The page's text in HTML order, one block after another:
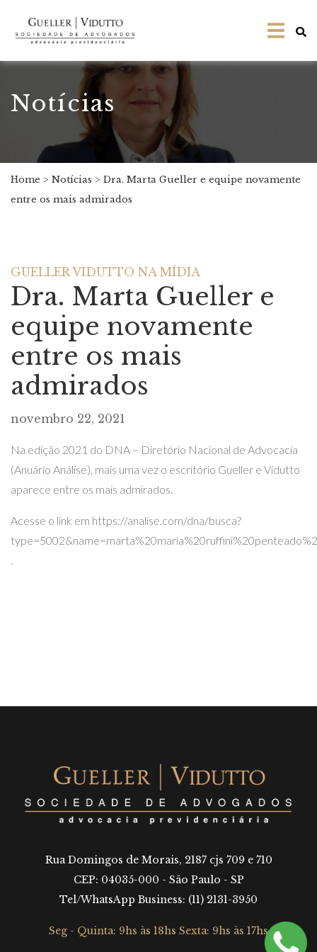
Notícias
Home > Notícias > Dra. Marta Gueller e equipe novamente
entre os mais admirados
GUELLER VIDUTTO NA MÍDIA
Dra. Marta Gueller e
equipe novamente
entre os mais
admirados
novembro 22, 2021
Na edição 2021 do DNA – Diretório Nacional de Advocacia
(Anuário Análise), mais uma vez o escritório Gueller e Vidutto
aparece entre os mais admirados.
Acesse o link em https://analise.com/dna/busca?
.
Rua Domingos de Morais, 2187 cjs 709 e 710
CEP: 04035-000 - São Paulo - SP
Tel/WhatsApp Business: (11) 2131-3950
Seg - Quinta: 9hs às 18hs Sexta: 9hs às 17hs